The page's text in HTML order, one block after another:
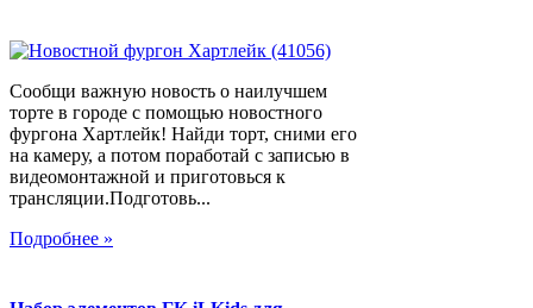
Сообщи важную новость о наилучшем
торте в городе с помощью новостного
фургона Хартлейк! Найди торт, сними его
на камеру, а потом поработай с записью в
видеомонтажной и приготовься к
трансляции.Подготовь...
Подробнее »